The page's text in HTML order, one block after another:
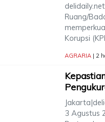
Ruang/
Korupsi
AGRARIA | 2
3 Agustus